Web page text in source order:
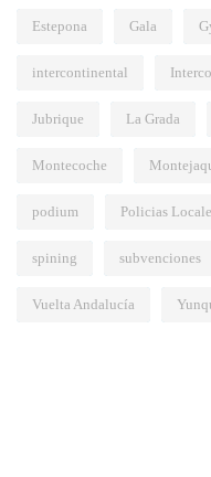
Estepona Gala
intercontinental
Jubrique La Grada
Montecoche
podium Policias
spining subvenciones
Vuelta Andalucía